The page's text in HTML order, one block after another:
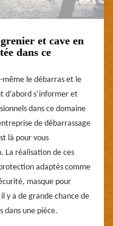
et cave en
dans ce
même le débarras et le
d’abord s’informer et
dans ce domaine
de débarrassage
là pour vous
La réalisation de ces
adaptés comme
masque pour
y a de grande chance de
dans une pièce.